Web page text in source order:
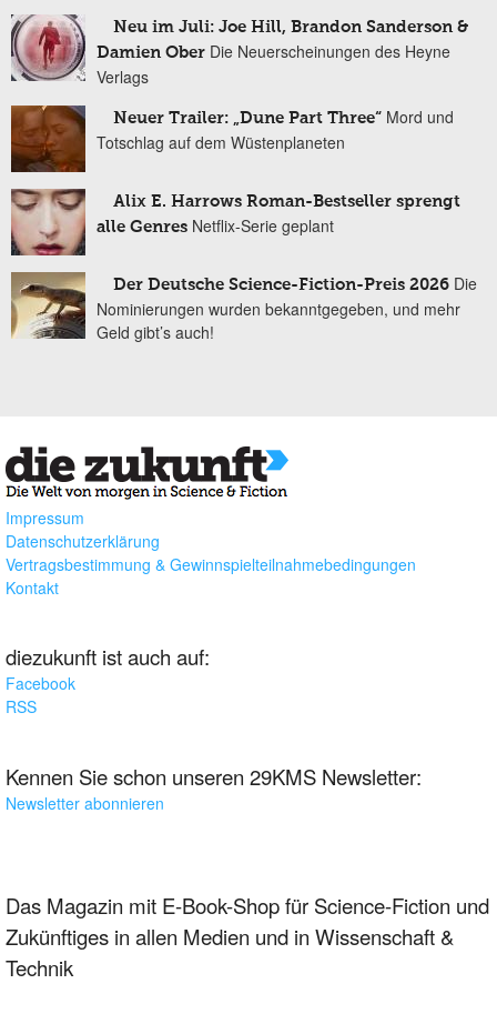
Neu im Juli: Joe Hill, Brandon Sanderson &
Damien Ober Die Neuerscheinungen des Heyne
Verlags
Neuer Trailer: „Dune Part Three“ Mord und
Totschlag auf dem Wüstenplaneten
Alix E. Harrows Roman-Bestseller sprengt
alle Genres Netflix-Serie geplant
Der Deutsche Science-Fiction-Preis 2026 Die
Nominierungen wurden bekanntgegeben, und mehr
Geld gibt’s auch!
Impressum
Datenschutzerklärung
Vertragsbestimmung & Gewinnspielteilnahmebedingungen
Kontakt
diezukunft ist auch auf:
Facebook
RSS
Kennen Sie schon unseren 29KMS Newsletter:
Newsletter abonnieren
Das Magazin mit E-Book-Shop für Science-Fiction und
Zukünftiges in allen Medien und in Wissenschaft &
Technik